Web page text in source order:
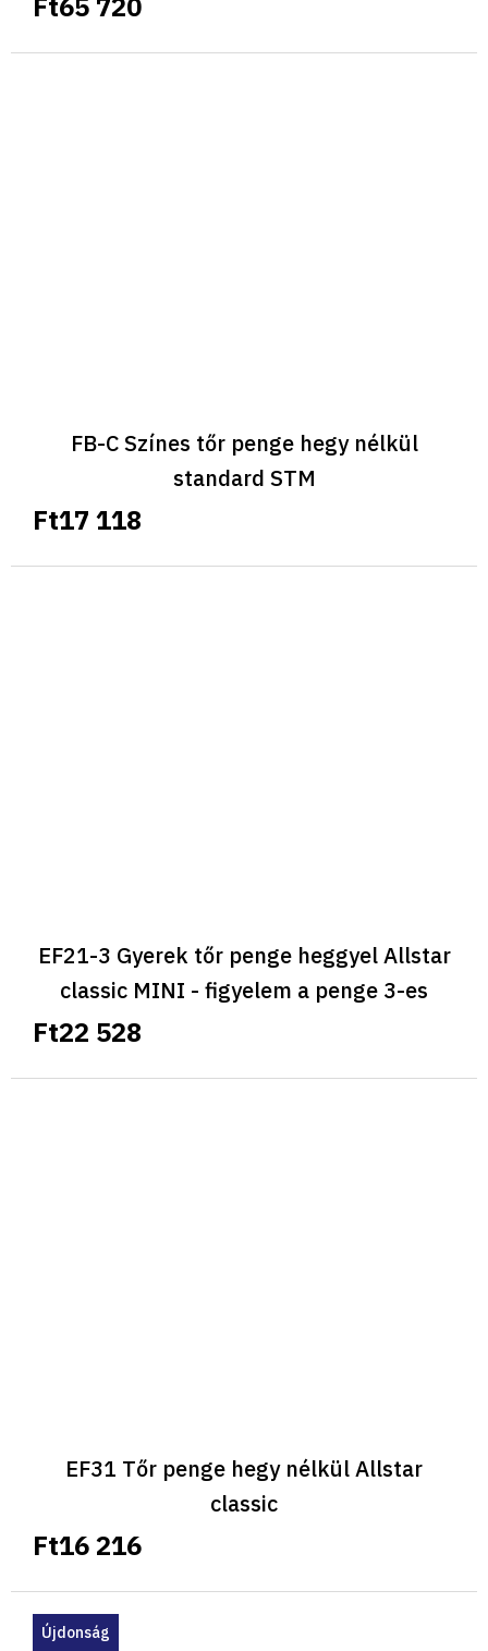
FB-C Színes tőr penge hegy nélkül
standard STM
Ft17 118
EF21-3 Gyerek tőr penge heggyel Allstar
classic MINI - figyelem a penge 3-es
Ft22 528
EF31 Tőr penge hegy nélkül Allstar
classic
Ft16 216
Újdonság